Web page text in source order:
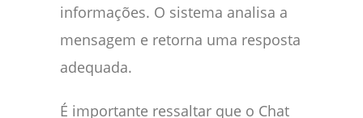
informações. O sistema analisa a
mensagem e retorna uma resposta
adequada.
É importante ressaltar que o Chat